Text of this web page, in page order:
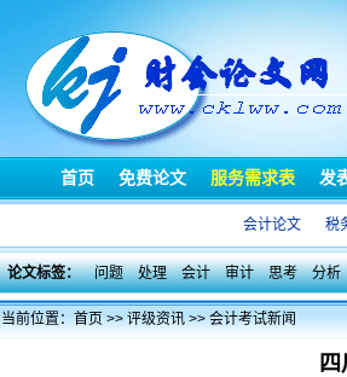
首页 免费论文 服务需求表 发
会计论文 税
论文标签： 问题 处理 会计 审计 思考 分析
当前位置：首页>>评级资讯>>会计考试新闻